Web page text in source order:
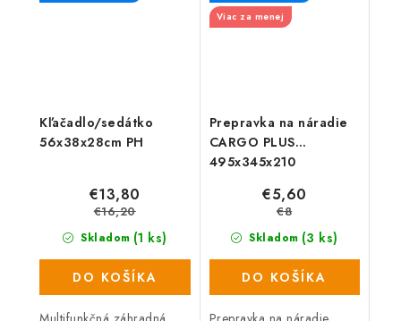
Kľačadlo/sedátko
56x38x28cm PH
Skladom (1 ks)
€13,80
€16,20
DO KOŠÍKA
Prepravka na náradie
CARGO PLUS
495x345x210
Viac za menej
Skladom (3 ks)
€5,60
€8
DO KOŠÍKA